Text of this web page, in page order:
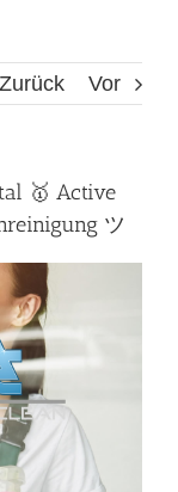
Zurück Vor
🥇 Active
ツ